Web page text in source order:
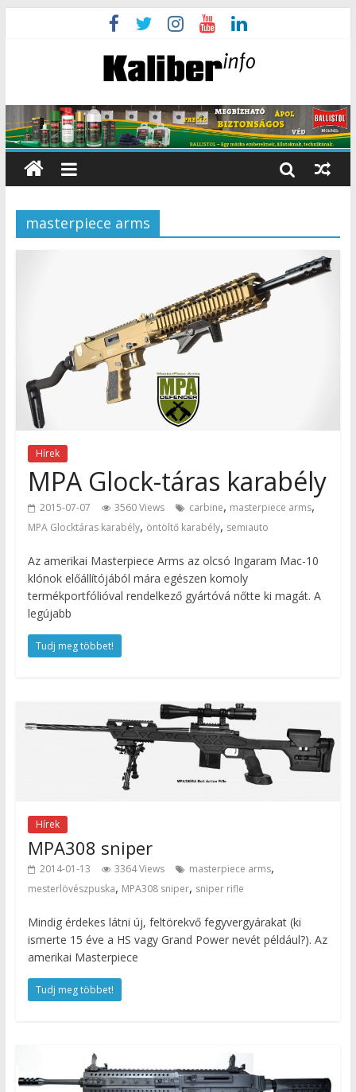
masterpiece arms
Hírek
MPA Glock-táras karabély
2015-07-07 3560 Views carbine, masterpiece arms,
MPA Glocktáras karabély, öntöltő karabély, semiauto
Az amerikai Masterpiece Arms az olcsó Ingaram Mac-10
klónok előállítójából mára egészen komoly
termékportfólióval rendelkező gyártóvá nőtte ki magát. A
legújabb
Tudj meg többet!
Hírek
MPA308 sniper
2014-01-13 3364 Views masterpiece arms,
mesterlövészpuska, MPA308 sniper, sniper rifle
Mindig érdekes látni új, feltörekvő fegyvergyárakat (ki
ismerte 15 éve a HS vagy Grand Power nevét például?). Az
amerikai Masterpiece
Tudj meg többet!